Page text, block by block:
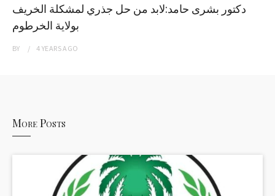
دكتور بشرى حامد:لابد من حل جذري لمشكلة الخريف
بولاية الخرطوم
BY 4 YEARSAGO
More Posts